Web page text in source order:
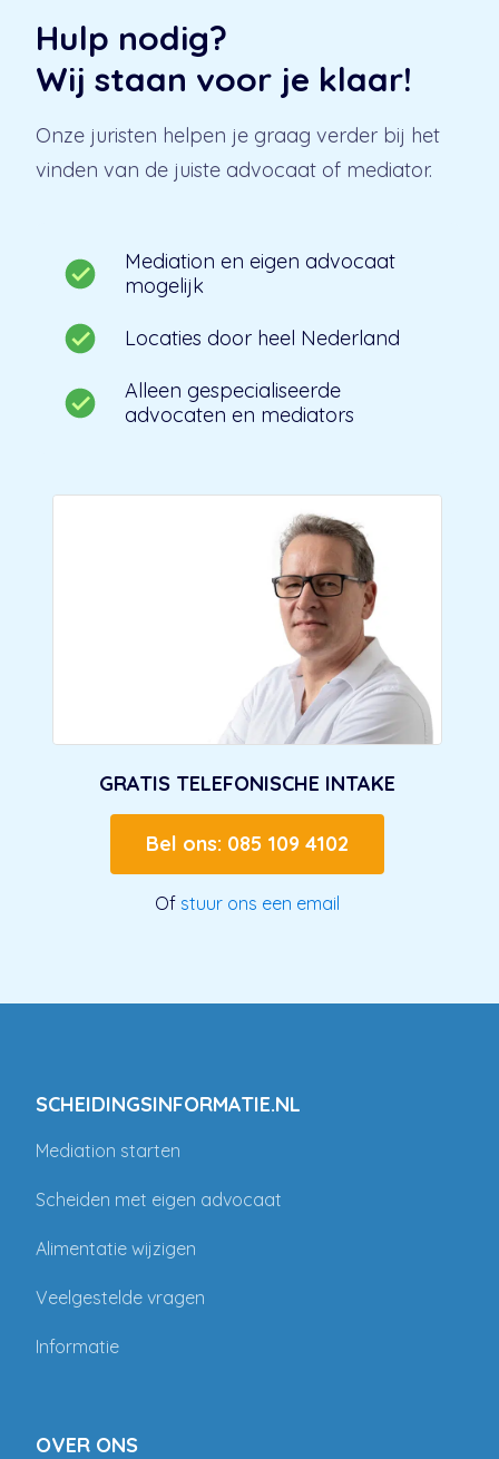
Hulp nodig?
Wij staan voor je klaar!
Onze juristen helpen je graag verder bij het
vinden van de juiste advocaat of mediator.
Mediation en eigen advocaat
mogelijk
Locaties door heel Nederland
Alleen gespecialiseerde
advocaten en mediators
GRATIS TELEFONISCHE INTAKE
Bel ons: 085 109 4102
Of stuur ons een email
SCHEIDINGSINFORMATIE.NL
Mediation starten
Scheiden met eigen advocaat
Alimentatie wijzigen
Veelgestelde vragen
Informatie
OVER ONS